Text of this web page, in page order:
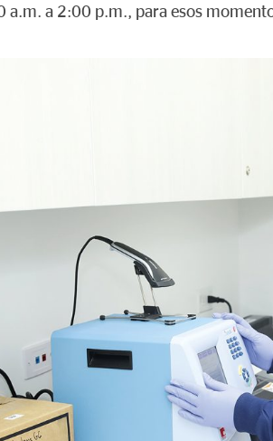
a.m. a 2:00 p.m., para esos